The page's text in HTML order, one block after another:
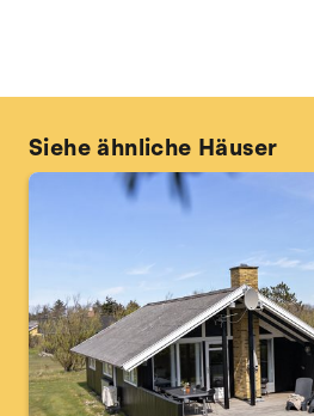
Siehe ähnliche Häuser